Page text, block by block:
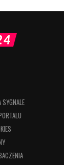
SYGNALE